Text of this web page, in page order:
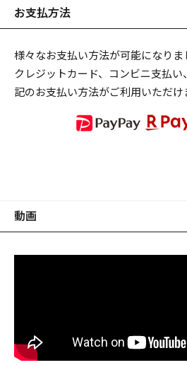
リセット この
お支払方法
様々なお支払い方法が可能になりま
クレジットカード、コンビニ支払
記のお支払い方法がご利用いただけ
動画